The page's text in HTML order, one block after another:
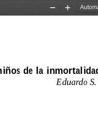
Zoom
Zoom
de la
Eduardo